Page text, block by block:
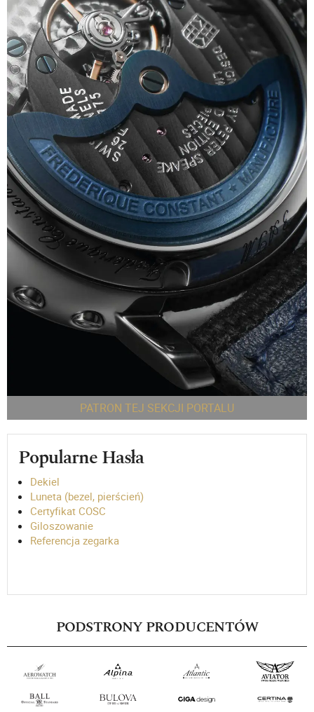
PATRON TEJ SEKCJI PORTALU
Popularne Hasła
Dekiel
Luneta (bezel, pierścień)
Certyfikat COSC
Giloszowanie
Referencja zegarka
PODSTRONY PRODUCENTÓW